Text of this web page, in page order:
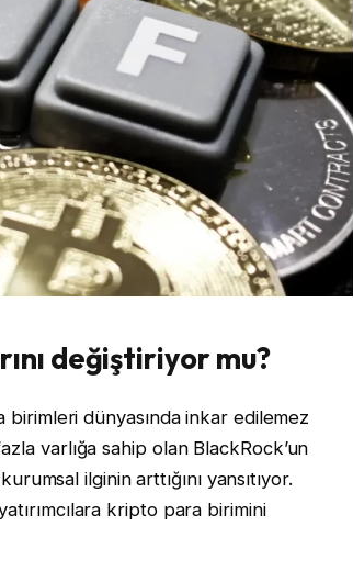
değiştiriyor mu?
dünyasında inkar edilemez
varlığa sahip olan BlackRock’un
ilginin arttığını yansıtıyor.
kripto para birimini